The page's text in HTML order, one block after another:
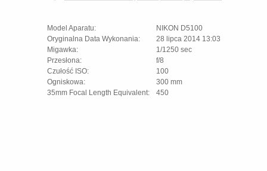
Model Aparatu:
NIKON D5100
Oryginalna Data Wykonania:
28 lipca 2014 13:03
Migawka:
1/1250 sec
Przesłona:
f/8
Czułość ISO:
100
Ogniskowa:
300 mm
35mm Focal Length Equivalent:
450